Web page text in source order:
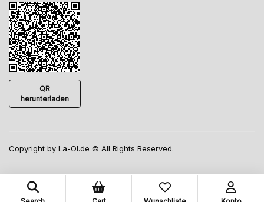
QR
herunterladen
Copyright by La-Ol.de © All Rights Reserved.